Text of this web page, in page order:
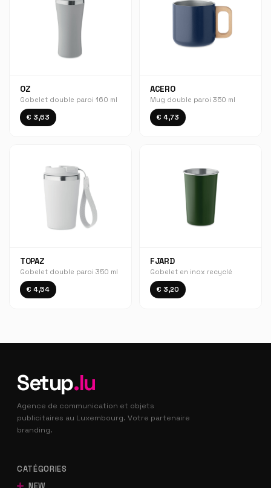
OZ
Gobelet double paroi 160 ml
€ 3,63
ACERO
Mug double paroi 350 ml
€ 4,73
TOPAZ
Gobelet double paroi 350 ml
€ 4,54
FJARD
Gobelet en inox recyclé
€ 3,20
Setup.lu
Agence de communication et objets
publicitaires au Luxembourg. Votre partenaire
branding.
CATÉGORIES